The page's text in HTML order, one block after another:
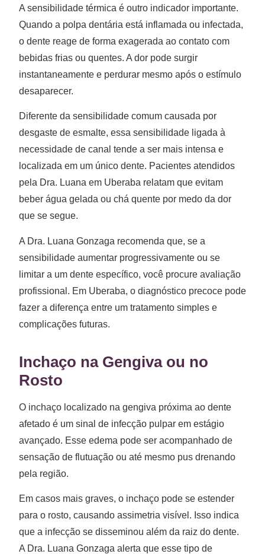
A sensibilidade térmica é outro indicador importante.
Quando a polpa dentária está inflamada ou infectada,
o dente reage de forma exagerada ao contato com
bebidas frias ou quentes. A dor pode surgir
instantaneamente e perdurar mesmo após o estímulo
desaparecer.
Diferente da sensibilidade comum causada por
desgaste de esmalte, essa sensibilidade ligada à
necessidade de canal tende a ser mais intensa e
localizada em um único dente. Pacientes atendidos
pela Dra. Luana em Uberaba relatam que evitam
beber água gelada ou chá quente por medo da dor
que se segue.
A Dra. Luana Gonzaga recomenda que, se a
sensibilidade aumentar progressivamente ou se
limitar a um dente específico, você procure avaliação
profissional. Em Uberaba, o diagnóstico precoce pode
fazer a diferença entre um tratamento simples e
complicações futuras.
Inchaço na Gengiva ou no
Rosto
O inchaço localizado na gengiva próxima ao dente
afetado é um sinal de infecção pulpar em estágio
avançado. Esse edema pode ser acompanhado de
sensação de flutuação ou até mesmo pus drenando
pela região.
Em casos mais graves, o inchaço pode se estender
para o rosto, causando assimetria visível. Isso indica
que a infecção se disseminou além da raiz do dente.
A Dra. Luana Gonzaga alerta que esse tipo de